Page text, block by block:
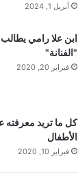
أبريل 1, 2024
ابن علا رامي
"الفنانة"
فبراير 20, 2020
كل ما تريد معرفته
الأطفال
فبراير 10, 2020